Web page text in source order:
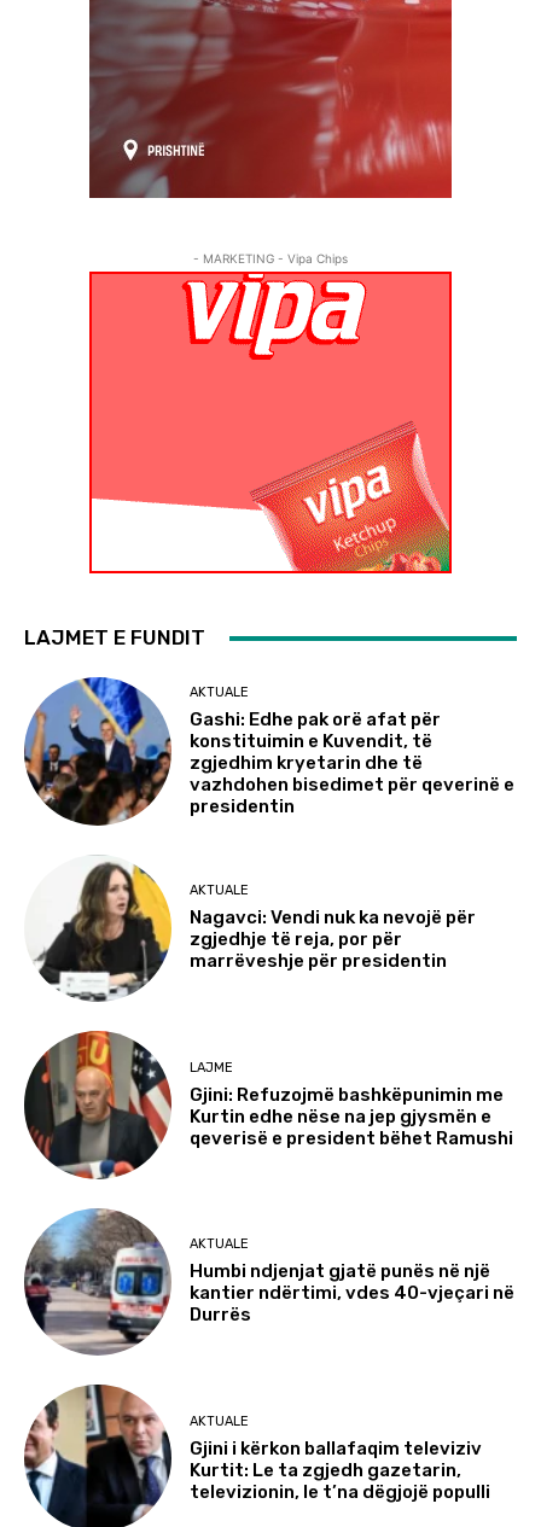
- MARKETING - Vipa Chips
LAJMET E FUNDIT
AKTUALE
Gashi: Edhe pak orë afat për
konstituimin e Kuvendit, të
zgjedhim kryetarin dhe të
vazhdohen bisedimet për qeverinë e
presidentin
AKTUALE
Nagavci: Vendi nuk ka nevojë për
zgjedhje të reja, por për
marrëveshje për presidentin
LAJME
Gjini: Refuzojmë bashkëpunimin me
Kurtin edhe nëse na jep gjysmën e
qeverisë e president bëhet Ramushi
AKTUALE
Humbi ndjenjat gjatë punës në një
kantier ndërtimi, vdes 40-vjeçari në
Durrës
AKTUALE
Gjini i kërkon ballafaqim televiziv
Kurtit: Le ta zgjedh gazetarin,
televizionin, le t’na dëgjojë populli